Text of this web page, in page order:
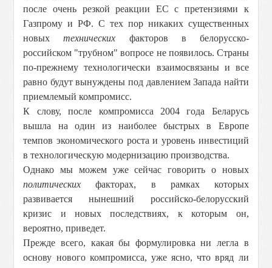
после очень резкой реакции ЕС с претензиями к
Газпрому и РФ. С тех пор никаких существенных
новыхтехнических факторов в белорусско-
российском "трубном" вопросе не появилось. Страны
по-прежнему технологически взаимосвязаны и все
равно будут вынуждены под давлением Запада найти
приемлемый компромисс.
К слову, после компромисса 2004 года Беларусь
вышла на один из наиболее быстрых в Европе
темпов экономического роста и уровень инвестиций
в технологическую модернизацию производства.
Однако мы можем уже сейчас говорить о новых
политических факторах, в рамках которых
развивается нынешний российско-белорусский
кризис и новых последствиях, к которым он,
вероятно, приведет.
Прежде всего, какая бы формулировка ни легла в
основу нового компромисса, уже ясно, что вряд ли